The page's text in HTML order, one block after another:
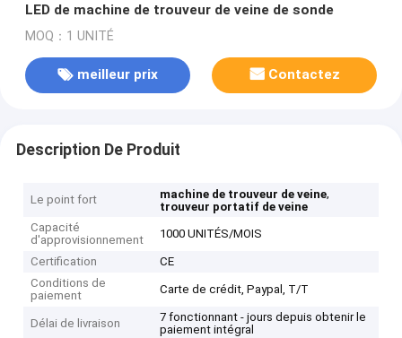
LED de machine de trouveur de veine de sonde
MOQ：1 UNITÉ
meilleur prix Contactez
Description De Produit
Le point fort machine de trouveur de veine,
trouveur portatif de veine
Capacité
d'approvisionnement
1000 UNITÉS/MOIS
Certification
CE
Conditions de
paiement
Carte de crédit, Paypal, T/T
Délai de livraison
7 fonctionnant - jours depuis obtenir le
paiement intégral